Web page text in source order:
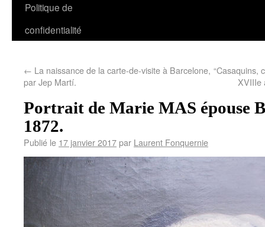
Politique de
confidentialité
← La naissance de la carte-de-visite à Barcelone,
par Jep Martí.
XVIIIe
Portrait de Marie MAS épouse
1872.
Publié le 17 janvier 2017par Laurent Fonquernie